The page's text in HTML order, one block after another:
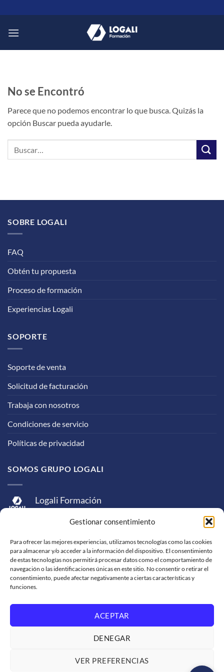
Gestionar consentimiento
Para ofrecer las mejores experiencias, utilizamos tecnologías como las cookies
para almacenar y/o acceder a la información del dispositivo. El consentimiento
de estas tecnologías nos permitirá procesar datos como el comportamiento de
navegación o las identificaciones únicas en este sitio. No consentir o retirar el
consentimiento, puede afectar negativamente a ciertas características y
funciones.
ACEPTAR
DENEGAR
VER PREFERENCIAS
al
contenido
No se Encontró
Parece que no podemos encontrar lo que busca. Quizás la
opción Buscar pueda ayudarle.
SOBRE LOGALI
FAQ
Obtén tu propuesta
Proceso de formación
Experiencias Logali
SOPORTE
Soporte de venta
Solicitud de facturación
Trabaja con nosotros
Condiciones de servicio
Políticas de privacidad
SOMOS GRUPO LOGALI
Logali Formación
Logali Consultoría
Logali Ingeniería
Express
Skrill
Western
SOPORTE DE VENTA
SOLICITUD DE FACTURACIÓN
CONDICIONES DE SERVICIO